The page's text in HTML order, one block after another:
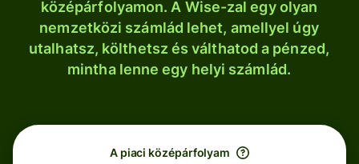
középárfolyamon. A Wise-zal egy olyan
nemzetközi számlád lehet, amellyel úgy
utalhatsz, költhetsz és válthatod a pénzed,
mintha lenne egy helyi számlád.
A piaci középárfolyam